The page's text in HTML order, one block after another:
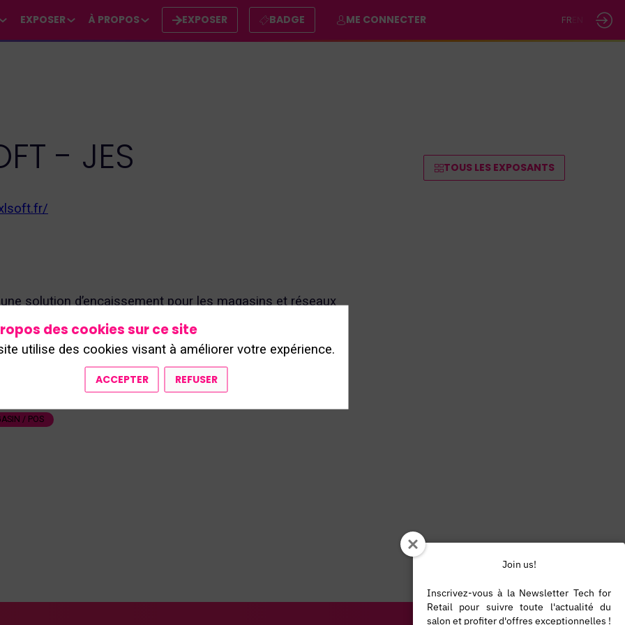
EXPOSER À PROPOS EXPOSER BADGE ME CONNECTER FR
TOUS LES EXPOSANTS
- JES
solution d’encaissement pour les magasins et réseaux
et est présente dans plus de 7 500 points
XL SOFT propose des solutions digitales innovantes qui
de vente, optimisent la gestion des
et améliorent l’expérience client.
/ POS
des cookies sur ce site
utilise des cookies visant à améliorer votre expérience.
ACCEPTER REFUSER
Join us!
Inscrivez-vous à la Newsletter Tech for
Retail pour suivre toute l'actualité du
salon et profiter d'offres exceptionnelles !